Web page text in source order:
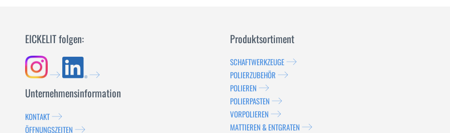
EICKELIT folgen:
Unternehmensinformation
KONTAKT
ÖFFNUNGSZEITEN
Produktsortiment
SCHAFTWERKZEUGE
POLIERZUBEHÖR
POLIEREN
POLIERPASTEN
VORPOLIEREN
MATTIEREN & ENTGRATEN